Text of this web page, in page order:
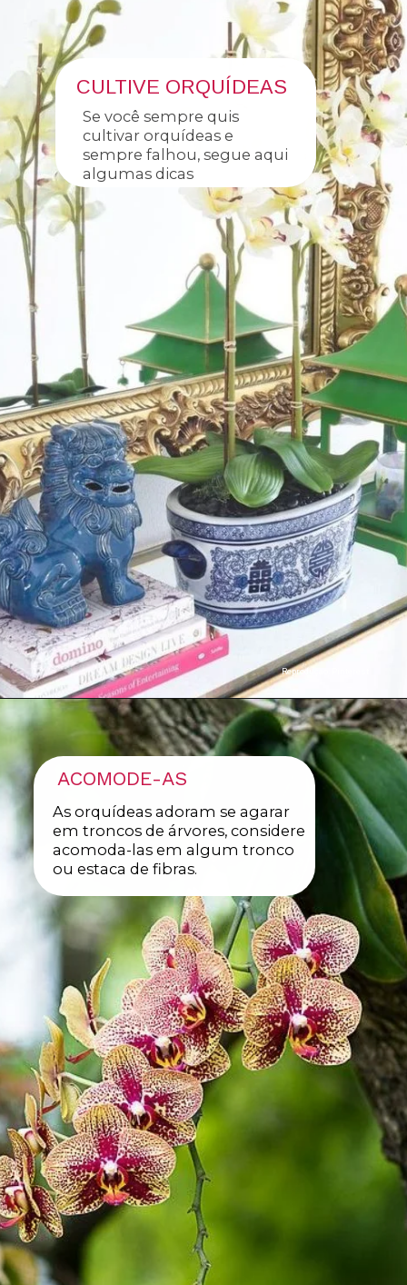
CULTIVE ORQUÍDEAS
Se você sempre quis
cultivar orquídeas e
sempre falhou, segue aqui
algumas dicas
Reproduçao: Pinterest
ACOMODE-AS
As orquídeas adoram se agarar
em troncos de árvores, considere
acomoda-las em algum tronco
ou estaca de fibras.